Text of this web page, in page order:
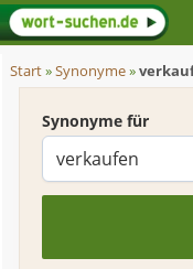
Start»Synonyme»
Synonyme für